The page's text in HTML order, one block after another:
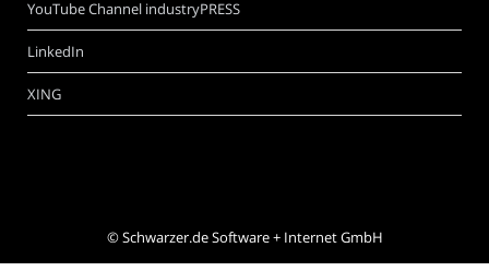
YouTube Channel industryPRESS
LinkedIn
XING
©Schwarzer.de Software + Internet GmbH